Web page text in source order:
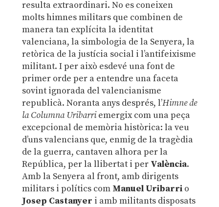
resulta extraordinari. No es coneixen
molts himnes militars que combinen de
manera tan explícita la identitat
valenciana, la simbologia de la Senyera, la
retòrica de la justícia social i l’antifeixisme
militant. I per això esdevé una font de
primer orde per a entendre una faceta
sovint ignorada del valencianisme
republicà. Noranta anys després, l’Himne de
la Columna Uribarriemergix com una peça
excepcional de memòria històrica: la veu
d’uns valencians que, enmig de la tragèdia
de la guerra, cantaven alhora per la
República, per la llibertat i per València.
Amb la Senyera al front, amb dirigents
militars i polítics com Manuel Uribarrio
Josep Castanyer i amb militants disposats